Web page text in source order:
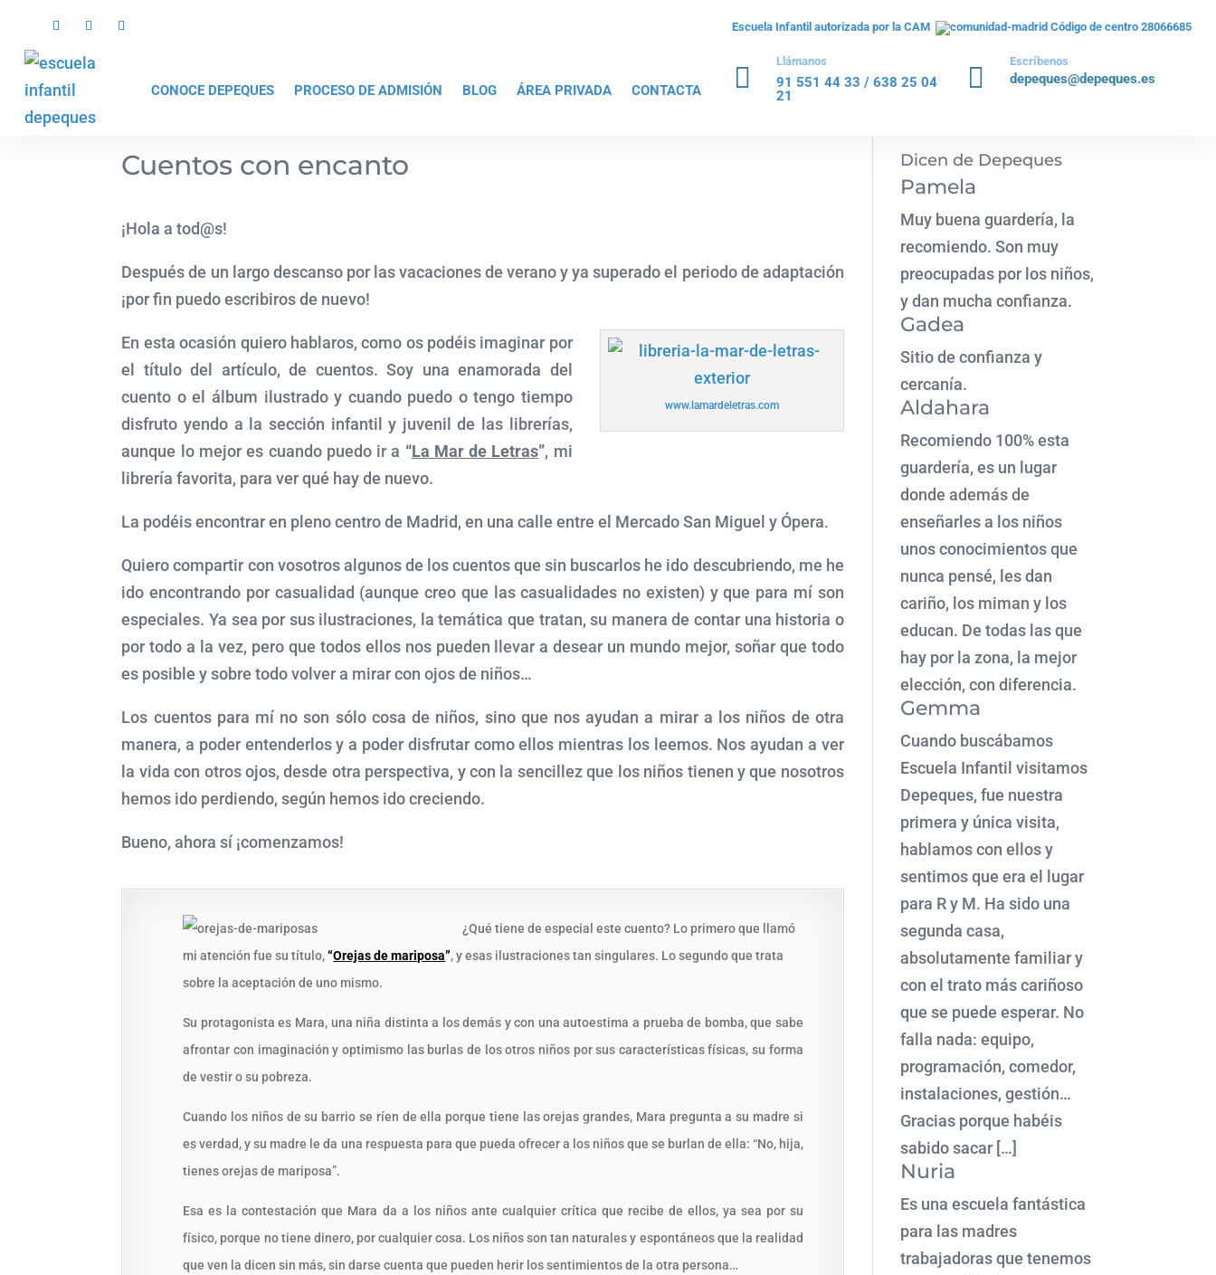
Escuela Infantil autorizada por la CAM Código de centro 28066685
CONOCE DEPEQUES PROCESO DE ADMISIÓN BLOG ÁREA PRIVADA CONTACTA 
Llámanos
91 551 44 33 /638 25 04
21

Escríbenos
depeques@depeques.es
Cuentos con encanto
¡Hola a tod@s!
Después de un largo descanso por las vacaciones de verano y ya superado el periodo de adaptación
¡por fin puedo escribiros de nuevo!
www.lamardeletras.com
En esta ocasión quiero hablaros, como os podéis imaginar por
el título del artículo, de cuentos. Soy una enamorada del
cuento o el álbum ilustrado y cuando puedo o tengo tiempo
disfruto yendo a la sección infantil y juvenil de las librerías,
aunque lo mejor es cuando puedo ir a “La Mar de Letras”, mi
librería favorita, para ver qué hay de nuevo.
La podéis encontrar en pleno centro de Madrid, en una calle entre el Mercado San Miguel y Ópera.
Quiero compartir con vosotros algunos de los cuentos que sin buscarlos he ido descubriendo, me he
ido encontrando por casualidad (aunque creo que las casualidades no existen) y que para mí son
especiales. Ya sea por sus ilustraciones, la temática que tratan, su manera de contar una historia o
por todo a la vez, pero que todos ellos nos pueden llevar a desear un mundo mejor, soñar que todo
es posible y sobre todo volver a mirar con ojos de niños…
Los cuentos para mí no son sólo cosa de niños, sino que nos ayudan a mirar a los niños de otra
manera, a poder entenderlos y a poder disfrutar como ellos mientras los leemos. Nos ayudan a ver
la vida con otros ojos, desde otra perspectiva, y con la sencillez que los niños tienen y que nosotros
hemos ido perdiendo, según hemos ido creciendo.
Bueno, ahora sí ¡comenzamos!
¿Qué tiene de especial este cuento? Lo primero que llamó
mi atención fue su título,“Orejas de mariposa”, y esas ilustraciones tan singulares. Lo segundo que trata
sobre la aceptación de uno mismo.
Su protagonista es Mara, una niña distinta a los demás y con una autoestima a prueba de bomba, que sabe
afrontar con imaginación y optimismo las burlas de los otros niños por sus características físicas, su forma
de vestir o su pobreza.
Cuando los niños de su barrio se ríen de ella porque tiene las orejas grandes, Mara pregunta a su madre si
es verdad, y su madre le da una respuesta para que pueda ofrecer a los niños que se burlan de ella: “No, hija,
tienes orejas de mariposa”.
Esa es la contestación que Mara da a los niños ante cualquier crítica que recibe de ellos, ya sea por su
físico, porque no tiene dinero, por cualquier cosa. Los niños son tan naturales y espontáneos que la realidad
que ven la dicen sin más, sin darse cuenta que pueden herir los sentimientos de la otra persona…
Dicen de Depeques
Pamela
Muy buena guardería, la
recomiendo. Son muy
preocupadas por los niños,
y dan mucha confianza.
Gadea
Sitio de confianza y
cercanía.
Aldahara
Recomiendo 100% esta
guardería, es un lugar
donde además de
enseñarles a los niños
unos conocimientos que
nunca pensé, les dan
cariño, los miman y los
educan. De todas las que
hay por la zona, la mejor
elección, con diferencia.
Gemma
Cuando buscábamos
Escuela Infantil visitamos
Depeques, fue nuestra
primera y única visita,
hablamos con ellos y
sentimos que era el lugar
para R y M. Ha sido una
segunda casa,
absolutamente familiar y
con el trato más cariñoso
que se puede esperar. No
falla nada: equipo,
programación, comedor,
instalaciones, gestión…
Gracias porque habéis
sabido sacar […]
Nuria
Es una escuela fantástica
para las madres
trabajadoras que tenemos